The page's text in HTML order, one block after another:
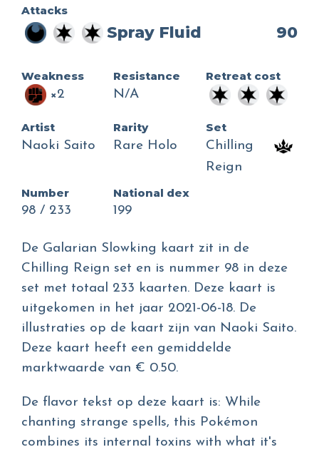
Attacks
Spray Fluid 90
Weakness
×2
Resistance
N/A
Retreat cost
Artist
Naoki Saito
Rarity
Rare Holo
Set
Chilling
Reign
Number
98 / 233
National dex
199
De Galarian Slowking kaart zit in de
Chilling Reign set en is nummer 98 in deze
set met totaal 233 kaarten. Deze kaart is
uitgekomen in het jaar 2021-06-18. De
illustraties op de kaart zijn van Naoki Saito.
Deze kaart heeft een gemiddelde
marktwaarde van € 0.50.
De flavor tekst op deze kaart is: While
chanting strange spells, this Pokémon
combines its internal toxins with what it's